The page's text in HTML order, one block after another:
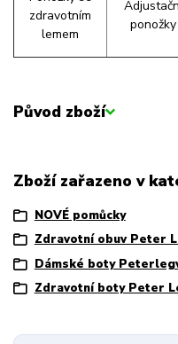
zdravotním
lemem
ponožky
Původ zboží
Zboží zařazeno v
NOVÉ pomůcky
Zdravotní obuv Peter
Dámské boty
Zdravotní boty Peter